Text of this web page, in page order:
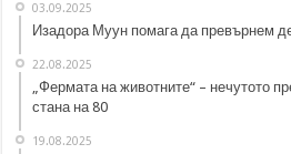
03.09.2025
Изадора Муун помага да превърнем
22.08.2025
„Фермата на животните“ – нечутото
стана на 80
19.08.2025